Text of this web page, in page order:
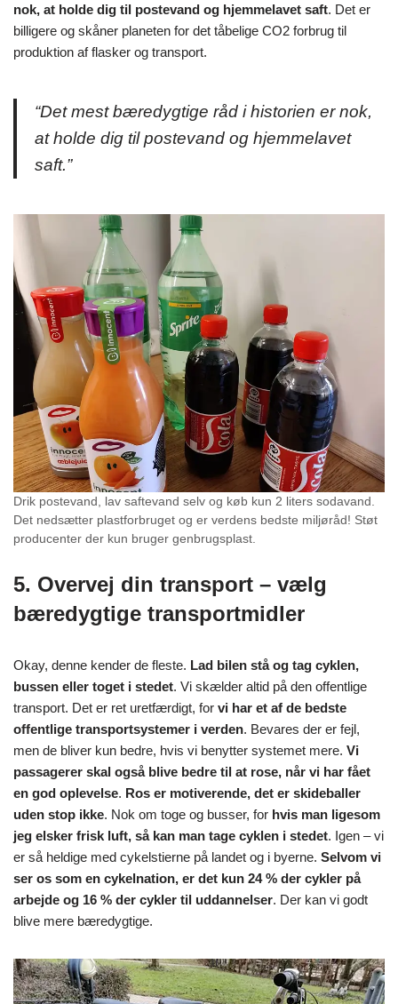
nok, at holde dig til postevand og hjemmelavet saft. Det er
billigere og skåner planeten for det tåbelige CO2 forbrug til
produktion af flasker og transport.
“Det mest bæredygtige råd i historien er nok,
at holde dig til postevand og hjemmelavet
saft.”
Drik postevand, lav saftevand selv og køb kun 2 liters sodavand.
Det nedsætter plastforbruget og er verdens bedste miljøråd! Støt
producenter der kun bruger genbrugsplast.
5. Overvej din transport – vælg
bæredygtige transportmidler
Okay, denne kender de fleste. Lad bilen stå og tag cyklen,
bussen eller toget i stedet. Vi skælder altid på den offentlige
transport. Det er ret uretfærdigt, for vi har et af de bedste
offentlige transportsystemer i verden. Bevares der er fejl,
men de bliver kun bedre, hvis vi benytter systemet mere. Vi
passagerer skal også blive bedre til at rose, når vi har fået
en god oplevelse. Ros er motiverende, det er skideballer
uden stop ikke. Nok om toge og busser, for hvis man ligesom
jeg elsker frisk luft, så kan man tage cyklen i stedet. Igen – vi
er så heldige med cykelstierne på landet og i byerne. Selvom vi
ser os som en cykelnation, er det kun 24 % der cykler på
arbejde og 16 % der cykler til uddannelser. Der kan vi godt
blive mere bæredygtige.